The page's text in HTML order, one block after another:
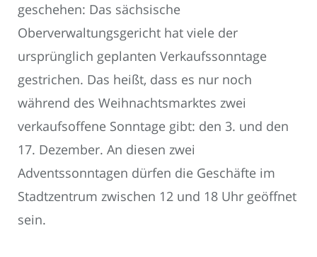
geschehen: Das sächsische
Oberverwaltungsgericht hat viele der
ursprünglich geplanten Verkaufssonntage
gestrichen. Das heißt, dass es nur noch
während des Weihnachtsmarktes zwei
verkaufsoffene Sonntage gibt: den 3. und den
17. Dezember. An diesen zwei
Adventssonntagen dürfen die Geschäfte im
Stadtzentrum zwischen 12 und 18 Uhr geöffnet
sein.